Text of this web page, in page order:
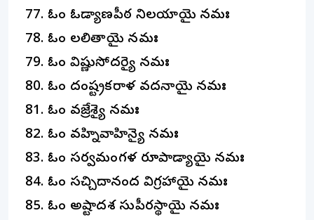
ఓం ఓడ్యాణపీఠ నిలయాయై నమః
ఓం లలితాయై నమః
ఓం విష్ణుసోదర్యై నమః
ఓం దంష్ట్రకరాళ వదనాయై నమః
ఓం వజ్రేశ్యై నమః
ఓం వహ్నివాహిన్యై నమః
ఓం సర్వమంగళ రూపాడ్యాయై నమః
ఓం సచ్చిదానంద విగ్రహాయై నమః
ఓం అష్టాదశ సుపీరస్థాయై నమః